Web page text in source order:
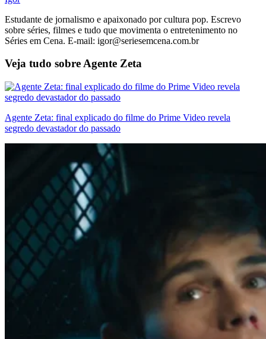
Estudante de jornalismo e apaixonado por cultura pop. Escrevo
sobre séries, filmes e tudo que movimenta o entretenimento no
Séries em Cena. E-mail: igor@seriesemcena.com.br
Veja tudo sobreAgente Zeta
Agente Zeta: final explicado do filme do Prime Video revela
segredo devastador do passado